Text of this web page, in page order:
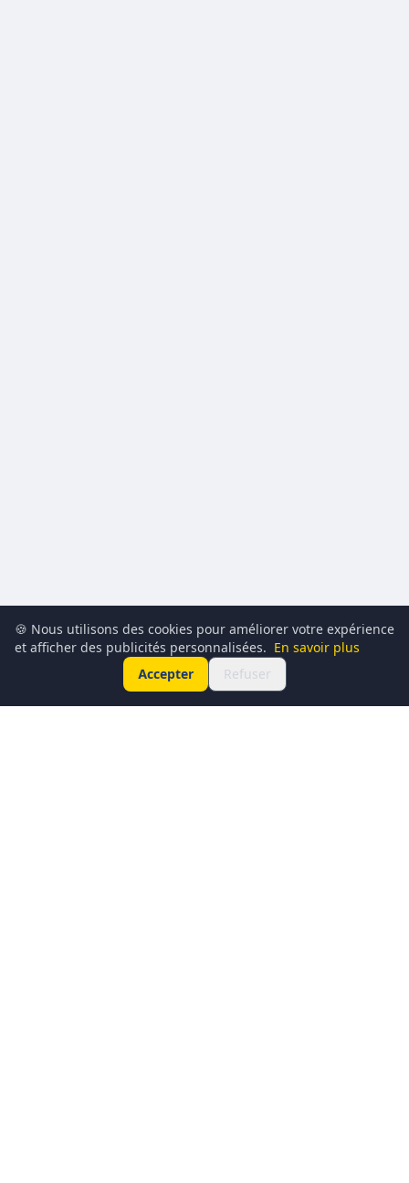
🍪 Nous utilisons des cookies pour améliorer votre expérience
et afficher des publicités personnalisées. En savoir plus
Accepter
Refuser